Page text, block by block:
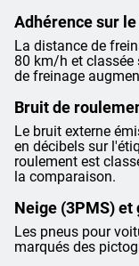
Adhérence sur
La distance de
80 km/h et classée
de freinage
Bruit de
Le bruit externe
en décibels sur
roulement est
la comparaison.
Neige (3PMS) et
Les pneus pour
marqués des